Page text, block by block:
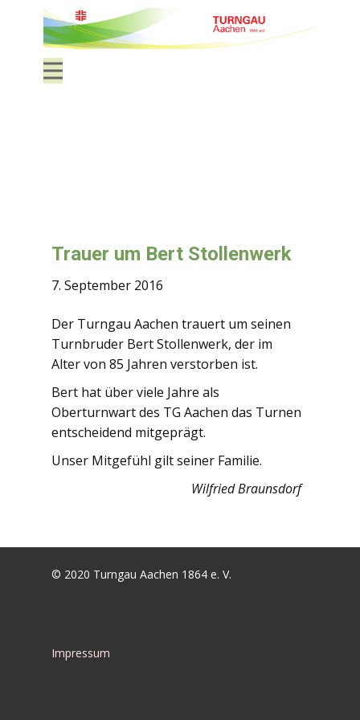
Trauer um Bert Stollenwerk
7. September 2016
Der Turngau Aachen trauert um seinen
Turnbruder Bert Stollenwerk, der im
Alter von 85 Jahren verstorben ist.
Bert hat über viele Jahre als
Oberturnwart des TG Aachen das Turnen
entscheidend mitgeprägt.
Unser Mitgefühl gilt seiner Familie.
Wilfried Braunsdorf
© 2020 Turngau Aachen 1864 e. V.
Impressum